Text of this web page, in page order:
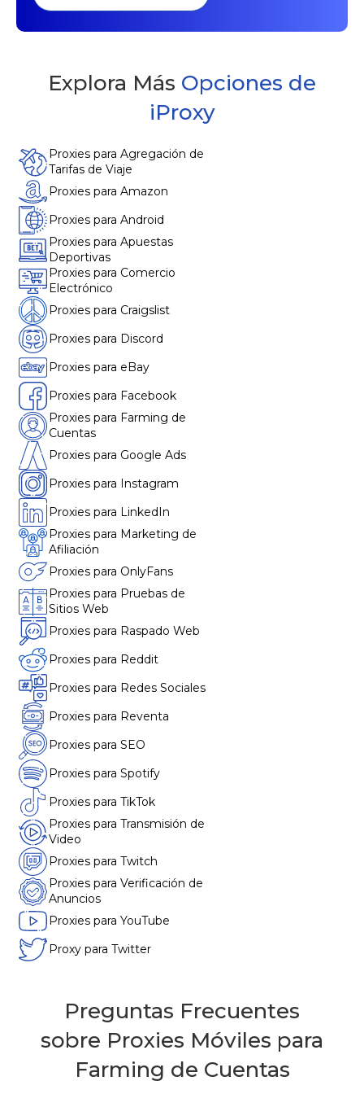
Explora Más Opciones de
iProxy
Proxies para Agregación de
Tarifas de Viaje
Proxies para Amazon
Proxies para Android
Proxies para Apuestas
Deportivas
Proxies para Comercio
Electrónico
Proxies para Craigslist
Proxies para Discord
Proxies para eBay
Proxies para Facebook
Proxies para Farming de
Cuentas
Proxies para Google Ads
Proxies para Instagram
Proxies para LinkedIn
Proxies para Marketing de
Afiliación
Proxies para OnlyFans
Proxies para Pruebas de
Sitios Web
Proxies para Raspado Web
Proxies para Reddit
Proxies para Redes Sociales
Proxies para Reventa
Proxies para SEO
Proxies para Spotify
Proxies para TikTok
Proxies para Transmisión de
Video
Proxies para Twitch
Proxies para Verificación de
Anuncios
Proxies para YouTube
Proxy para Twitter
Preguntas Frecuentes
sobre Proxies Móviles para
Farming de Cuentas